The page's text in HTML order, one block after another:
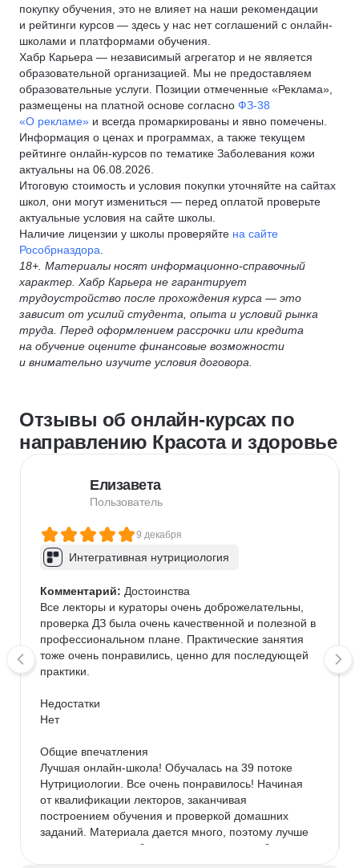
покупку обучения, это не влияет на наши рекомендации
и рейтинги курсов — здесь у нас нет соглашений с онлайн-
школами и платформами обучения.
Хабр Карьера — независимый агрегатор и не является
образовательной организацией. Мы не предоставляем
образовательные услуги. Позиции отмеченные «Реклама»,
размещены на платной основе согласно ФЗ-38
«О рекламе» и всегда промаркированы и явно помечены.
Информация о ценах и программах, а также текущем
рейтинге онлайн-курсов по тематике Заболевания кожи
актуальны на 06.08.2026.
Итоговую стоимость и условия покупки уточняйте на сайтах
школ, они могут измениться — перед оплатой проверьте
актуальные условия на сайте школы.
Наличие лицензии у школы проверяйте на сайте
Рособрназдора
18+. Материалы носят информационно-справочный
характер. Хабр Карьера не гарантирует
трудоустройство после прохождения курса — это
зависит от усилий студента, опыта и условий рынка
труда. Перед оформлением рассрочки или кредита
на обучение оцените финансовые возможности
и внимательно изучите условия договора.
Отзывы об онлайн-курсах по
направлению Красота и здоровье
Елизавета
Пользователь
9 декабря
Интегративная нутрициология
Комментарий: Достоинства
Все лекторы и кураторы очень доброжелательны,
проверка ДЗ была очень качественной и полезной в
профессиональном плане. Практические занятия
тоже очень понравились, ценно для последующей
практики.
Недостатки
Нет
Общие впечатления
Лучшая онлайн-школа! Обучалась на 39 потоке
Нутрициологии. Все очень понравилось! Начиная
от квалификации лекторов, заканчивая
построением обучения и проверкой домашних
заданий. Материала дается много, поэтому лучше
не пропускать, чтобы не нагонять потом «бегом».